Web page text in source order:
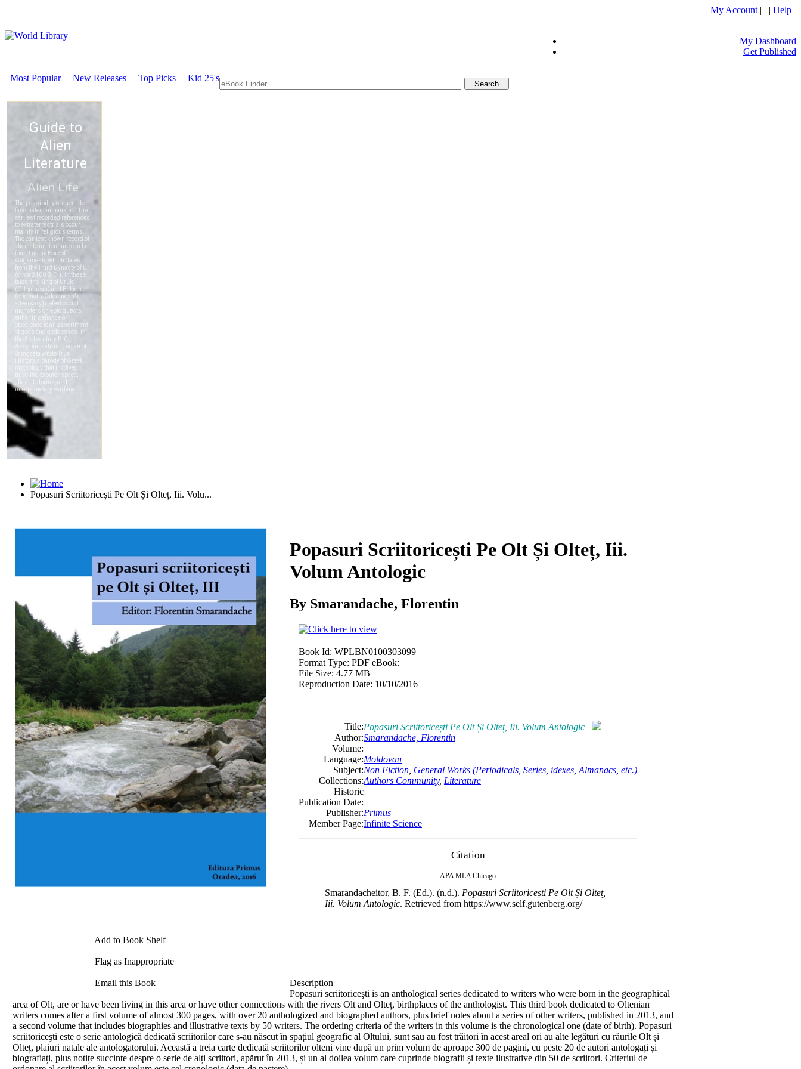
My Account | | Help
My Dashboard
Get Published
Most Popular New Releases Top Picks Kid 25's
Popasuri Scriitoricești Pe Olt Și Olteț, Iii. Volu...
Add to Book Shelf
Flag as Inappropriate
Email this Book
Popasuri Scriitoricești Pe Olt Și Olteț, Iii.
Volum Antologic
By Smarandache, Florentin
Book Id: WPLBN0100303099
Format Type: PDF eBook:
File Size: 4.77 MB
Reproduction Date: 10/10/2016
Title:Popasuri Scriitoricești Pe Olt Și Olteț, Iii. Volum Antologic
Author:Smarandache, Florentin
Volume:
Language:Moldovan
Subject:Non Fiction General Works (Periodicals, Series, idexes, Almanacs, etc.)
Collections:Authors Community, Literature
Historic
Publication Date:
Publisher:Primus
Member Page:Infinite Science
Citation
APA MLA Chicago
Smarandacheitor, B. F. (Ed.). (n.d.). Popasuri Scriitoricești Pe Olt Și Olteț,
Iii. Volum Antologic. Retrieved from https://www.self.gutenberg.org/
Description
Popasuri scriitoriceşti is an anthological series dedicated to writers who were born in the geographical
area of Olt, are or have been living in this area or have other connections with the rivers Olt and Olteț, birthplaces of the anthologist. This third book dedicated to Oltenian
writers comes after a first volume of almost 300 pages, with over 20 anthologized and biographed authors, plus brief notes about a series of other writers, published in 2013, and
a second volume that includes biographies and illustrative texts by 50 writers. The ordering criteria of the writers in this volume is the chronological one (date of birth). Popasuri
scriitoriceşti este o serie antologică dedicată scriitorilor care s-au născut în spațiul geografic al Oltului, sunt sau au fost trăitori în acest areal ori au alte legături cu râurile Olt și
Olteț, plaiuri natale ale antologatorului. Această a treia carte dedicată scriitorilor olteni vine după un prim volum de aproape 300 de pagini, cu peste 20 de autori antologați și
biografiați, plus notițe succinte despre o serie de alți scriitori, apărut în 2013, și un al doilea volum care cuprinde biografii și texte ilustrative din 50 de scriitori. Criteriul de